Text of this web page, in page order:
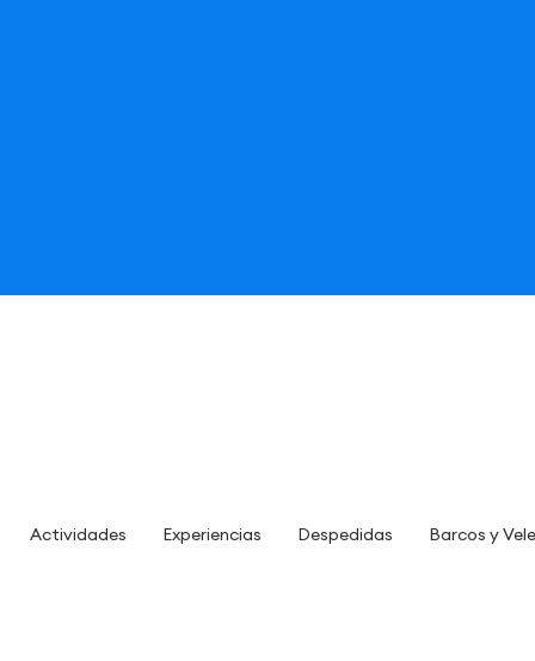
Actividades Experiencias Despedidas Barcos y